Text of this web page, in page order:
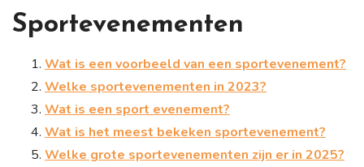
Sportevenementen
Wat is een voorbeeld van een sportevenement?
Welke sportevenementen in 2023?
Wat is een sport evenement?
Wat is het meest bekeken sportevenement?
Welke grote sportevenementen zijn er in 2025?